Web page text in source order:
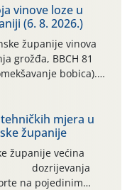
vinove loze u
(6. 8. 2026.)
županije vinova
grožđa, BBCH 81
bobica).
dugotrajno sušno i
malo , što
spojeva kako
mjera u
županije
županije većina
– dozrijevanja
na pojedinim